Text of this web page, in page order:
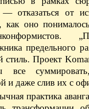
отказаться от
как оно
предельного
стиль. Проект
и даже слив их с
практика